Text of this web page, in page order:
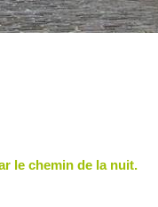
le chemin de la nuit.